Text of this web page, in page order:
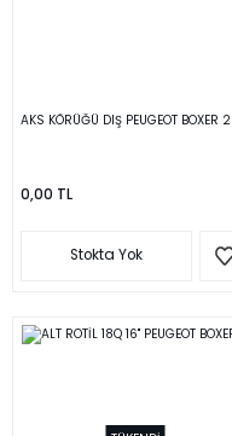
AKS KÖRÜĞÜ DIŞ PEUGEOT BOXER 2
0,00 TL
Stokta Yok